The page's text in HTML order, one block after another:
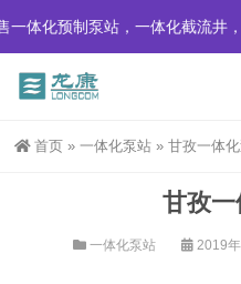
站，一体化截流井，一体化泵
首页 » 一体化泵站 » 甘孜一体
甘孜
一体化泵站 2019